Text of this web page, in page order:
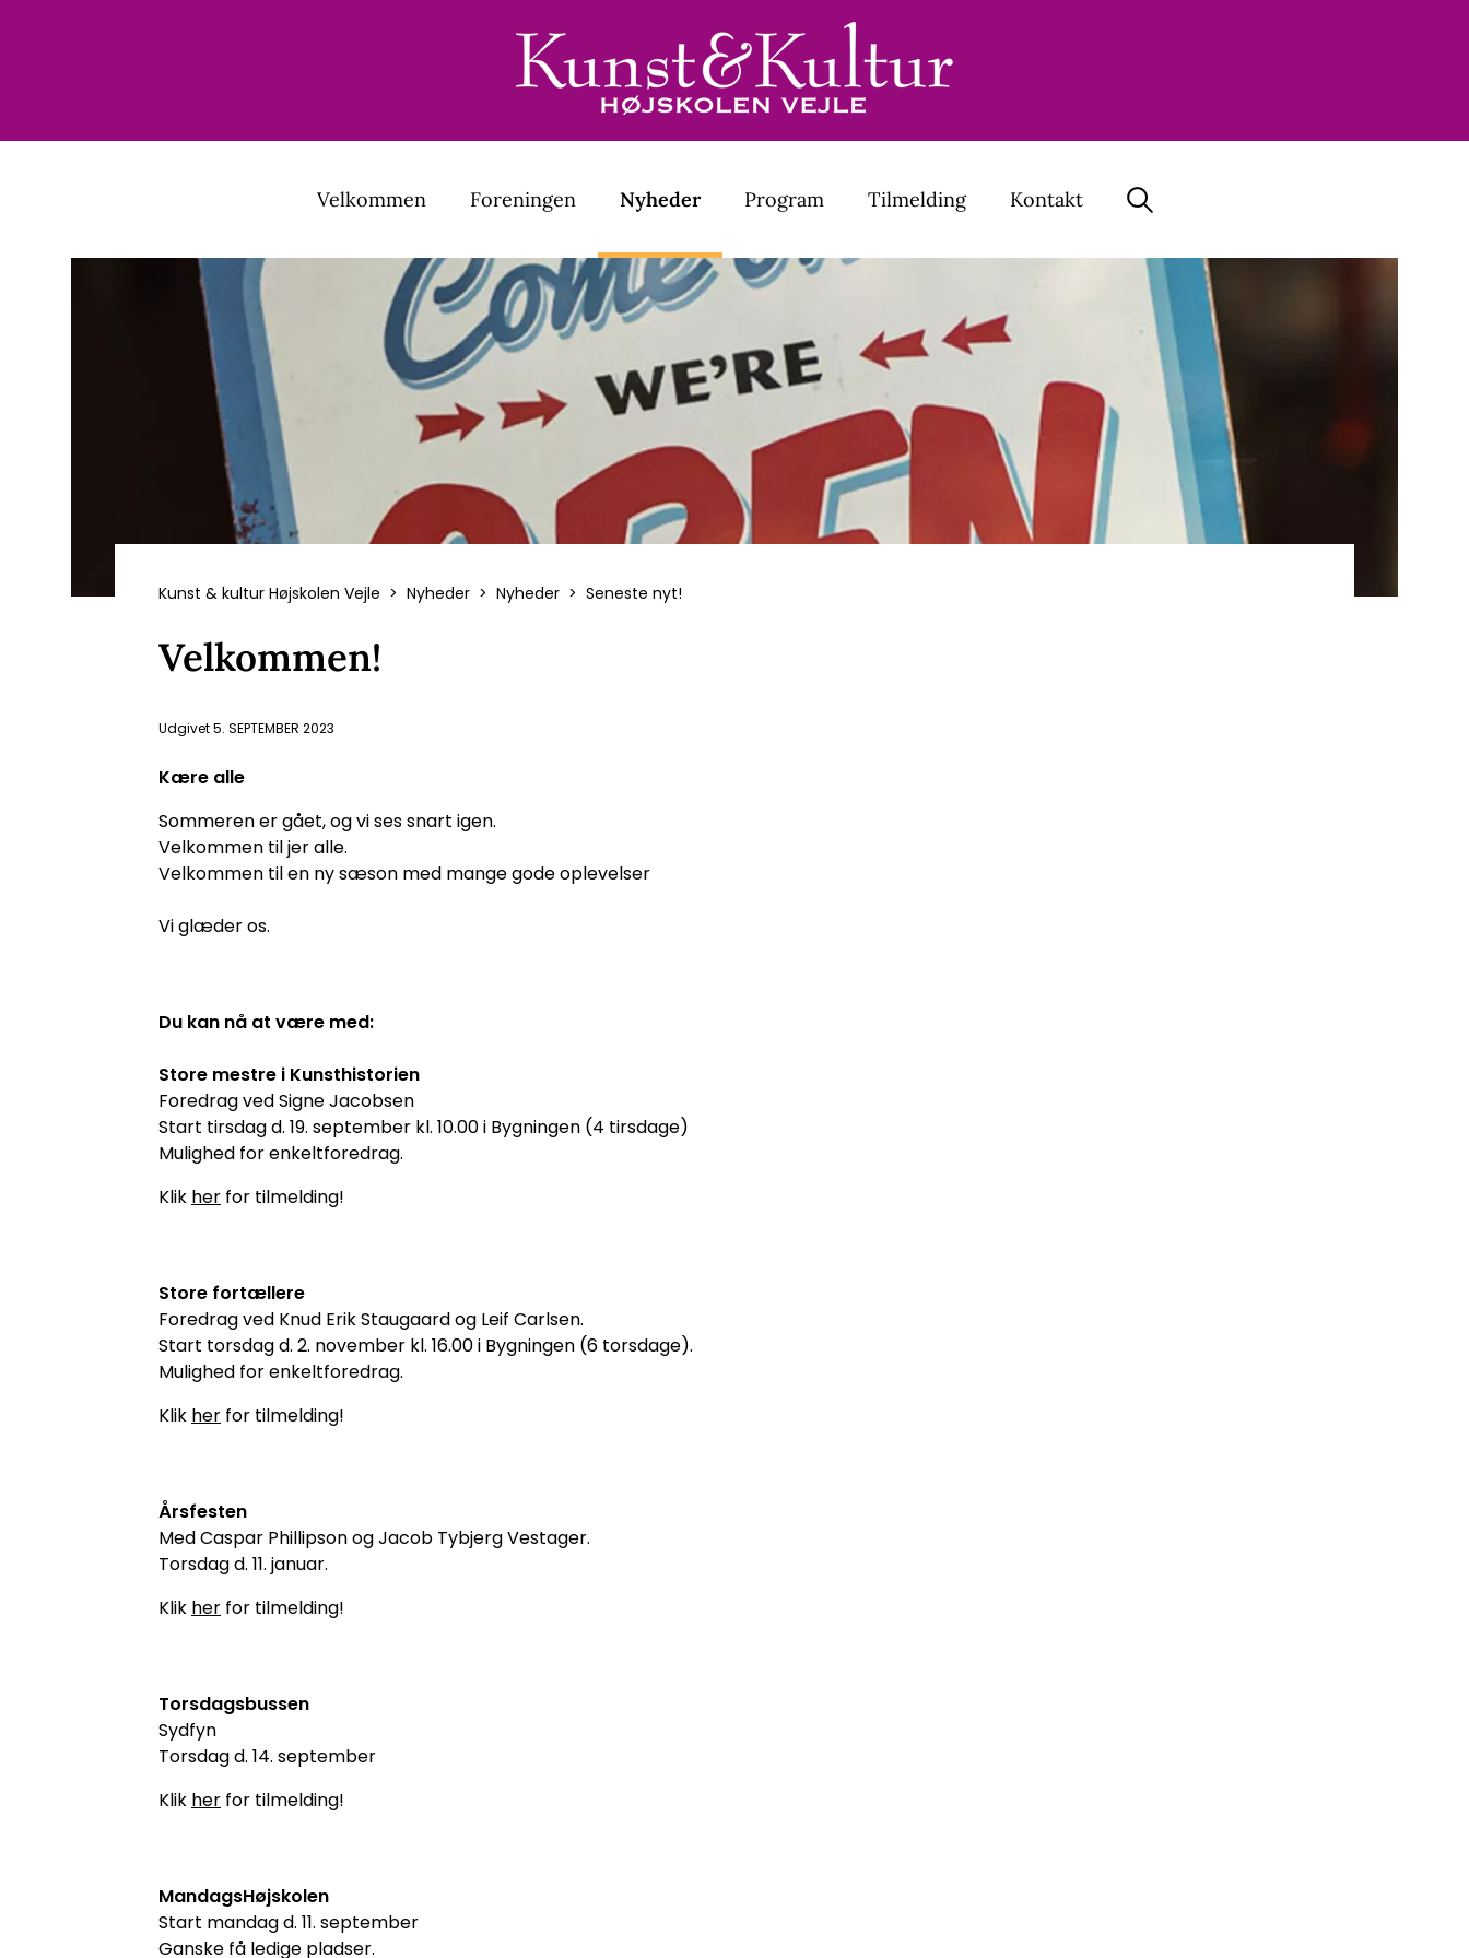
Velkommen Foreningen Nyheder Program Tilmelding Kontakt
Kunst & kultur Højskolen Vejle Nyheder Nyheder Seneste nyt!
Velkommen!
Udgivet5. SEPTEMBER 2023
Kære alle
Sommeren er gået, og vi ses snart igen.
Velkommen til jer alle.
Velkommen til en ny sæson med mange gode oplevelser
Vi glæder os.
Du kan nå at være med:
Store mestre i Kunsthistorien
Foredrag ved Signe Jacobsen
Start tirsdag d. 19. september kl. 10.00 i Bygningen (4 tirsdage)
Mulighed for enkeltforedrag.
Klik her for tilmelding!
Store fortællere
Foredrag ved Knud Erik Staugaard og Leif Carlsen.
Start torsdag d. 2. november kl. 16.00 i Bygningen (6 torsdage).
Mulighed for enkeltforedrag.
Klik her for tilmelding!
Årsfesten
Med Caspar Phillipson og Jacob Tybjerg Vestager.
Torsdag d. 11. januar.
Klik her for tilmelding!
Torsdagsbussen
Sydfyn
Torsdag d. 14. september
Klik her for tilmelding!
MandagsHøjskolen
Start mandag d. 11. september
Ganske få ledige pladser.